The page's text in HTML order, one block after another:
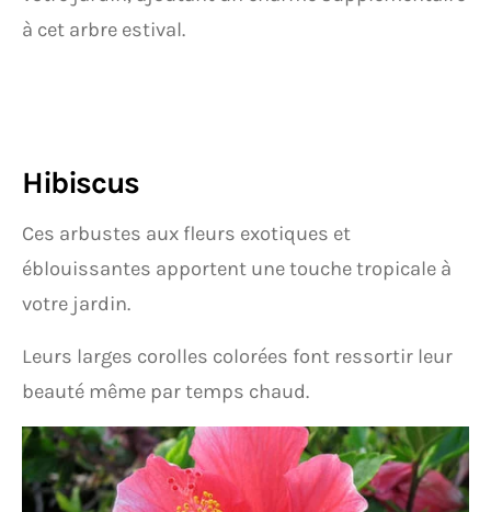
à cet arbre estival.
Hibiscus
Ces arbustes aux fleurs exotiques et
éblouissantes apportent une touche tropicale à
votre jardin.
Leurs larges corolles colorées font ressortir leur
beauté même par temps chaud.